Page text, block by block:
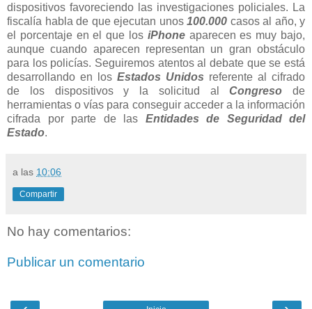
dispositivos favoreciendo las investigaciones policiales. La
fiscalía habla de que ejecutan unos 100.000 casos al año, y
el porcentaje en el que los iPhone aparecen es muy bajo,
aunque cuando aparecen representan un gran obstáculo
para los policías. Seguiremos atentos al debate que se está
desarrollando en los Estados Unidos referente al cifrado
de los dispositivos y la solicitud alCongreso de
herramientas o vías para conseguir acceder a la información
cifrada por parte de las Entidades de Seguridad del
Estado.
a las 10:06
Compartir
No hay comentarios:
Publicar un comentario